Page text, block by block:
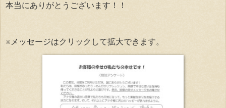
本当にありがとうございます！！
※メッセージはクリックして拡大できます。